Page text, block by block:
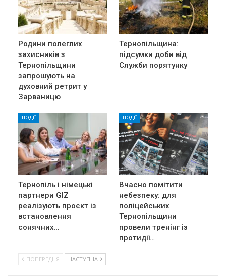
Родини полеглих
захисників з
Тернопільщини
запрошують на
духовний ретрит у
Зарваницю
Тернопільщина:
підсумки доби від
Служби порятунку
ПОДІЇ
Тернопіль і німецькі
партнери GIZ
реалізують проєкт із
встановлення
сонячних…
ПОДІЇ
Вчасно помітити
небезпеку: для
поліцейських
Тернопільщини
провели тренінг із
протидії…
ПОПЕРЕДНЯ НАСТУПНА